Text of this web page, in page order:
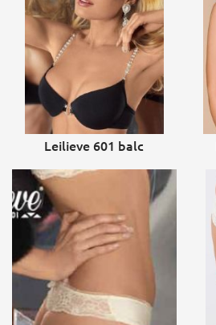
Leilieve 601 balc